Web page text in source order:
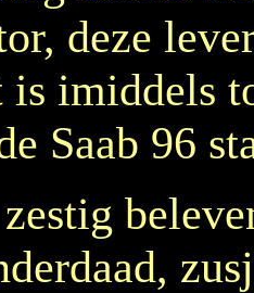
deze
imiddels
Saab 96